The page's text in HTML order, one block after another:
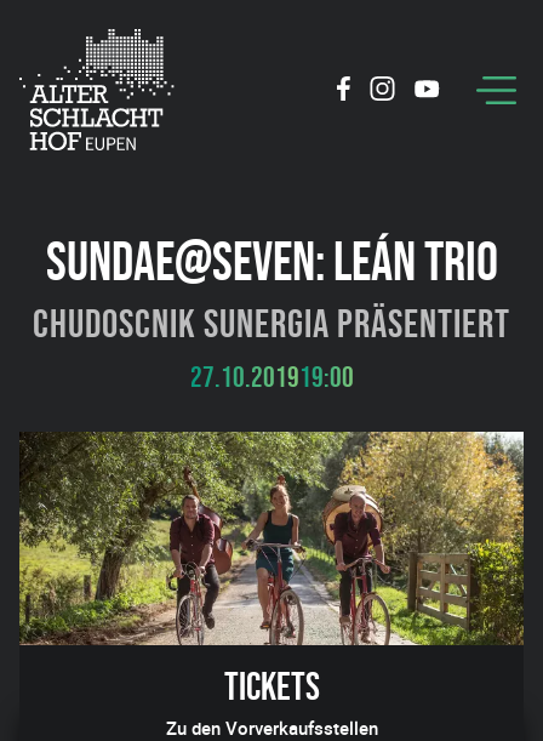
SUNDAE@SEVEN: LEÁN TRIO
Chudoscnik Sunergia präsentiert
27.10.201919:00
Tickets
Zu den Vorverkaufsstellen